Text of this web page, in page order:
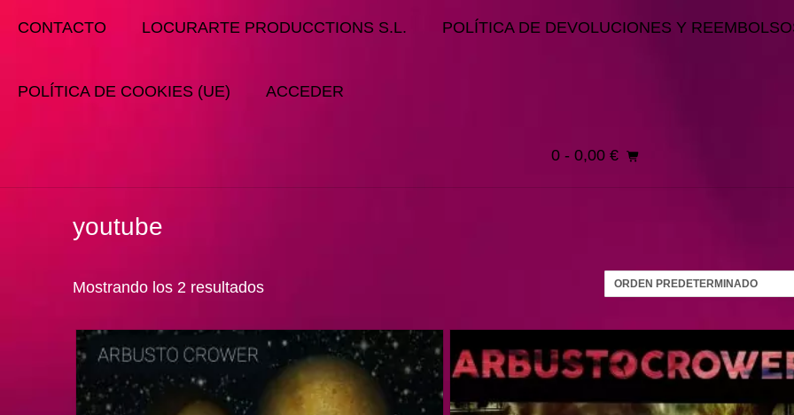
CONTACTO LOCURARTE PRODUCCTIONS S.L. POLÍTICA DE DEVOLUCIONES Y
POLÍTICA DE COOKIES (UE) ACCEDER
0 - 0,00 €
youtube
Mostrando los 2 resultados